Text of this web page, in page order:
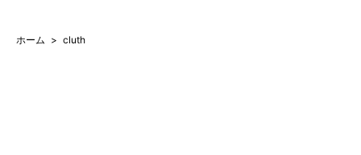
ホーム cluth